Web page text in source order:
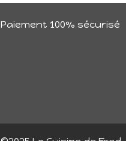
Paiement 100% sécurisé